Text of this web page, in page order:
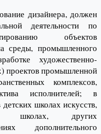
дизайнера, должен
деятельности по
объектов
среды, промышленного
художественно-
проектов промышленной
комплексов,
исполнителей; в
школах искусств,
школах, других
дополнительного